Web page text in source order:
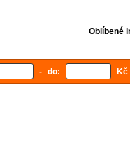
Oblíbené
- do: Kč